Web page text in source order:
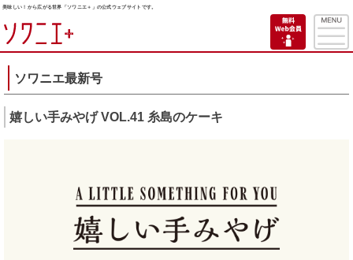
美味しい！から広がる世界「ソワニエ＋」の公式ウェブサイトです。
ソワニエ最新号
嬉しい手みやげ VOL.41 糸島のケーキ